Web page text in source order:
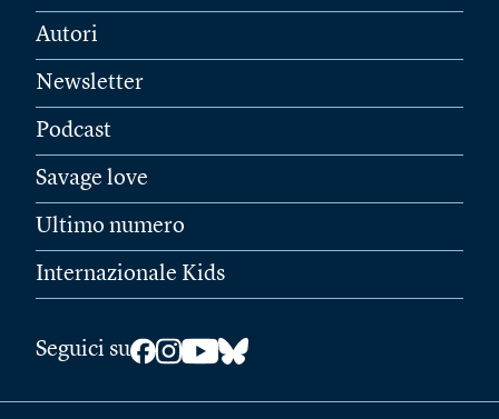
Autori
Newsletter
Podcast
Savage love
Ultimo numero
Internazionale Kids
Seguici su